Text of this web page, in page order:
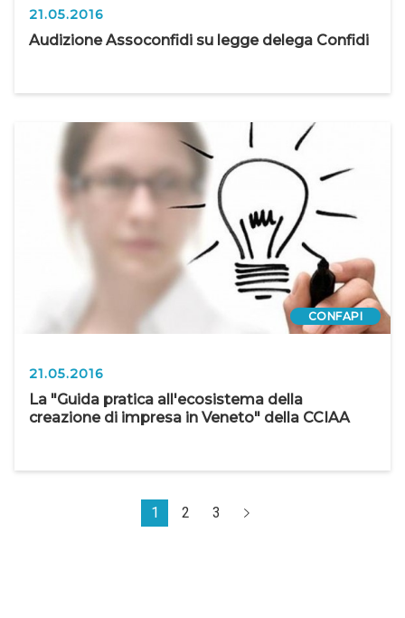
21.05.2016
Audizione Assoconfidi su legge delega Confidi
CONFAPI
21.05.2016
La "Guida pratica all'ecosistema della
creazione di impresa in Veneto" della CCIAA
1 2 3